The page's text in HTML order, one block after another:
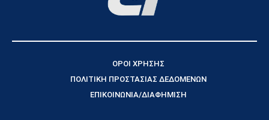
ΟΡΟΙ ΧΡΗΣΗΣ
ΠΟΛΙΤΙΚΗ ΠΡΟΣΤΑΣΙΑΣ ΔΕΔΟΜΕΝΩΝ
ΕΠΙΚΟΙΝΩΝΙΑ/ΔΙΑΦΗΜΙΣΗ